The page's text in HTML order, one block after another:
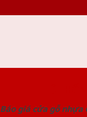
Báo giá cửa gỗ nhựa